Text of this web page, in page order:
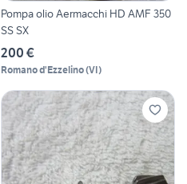
Pompa olio Aermacchi HD AMF 350
SS SX
200 €
Romano d'Ezzelino(VI)